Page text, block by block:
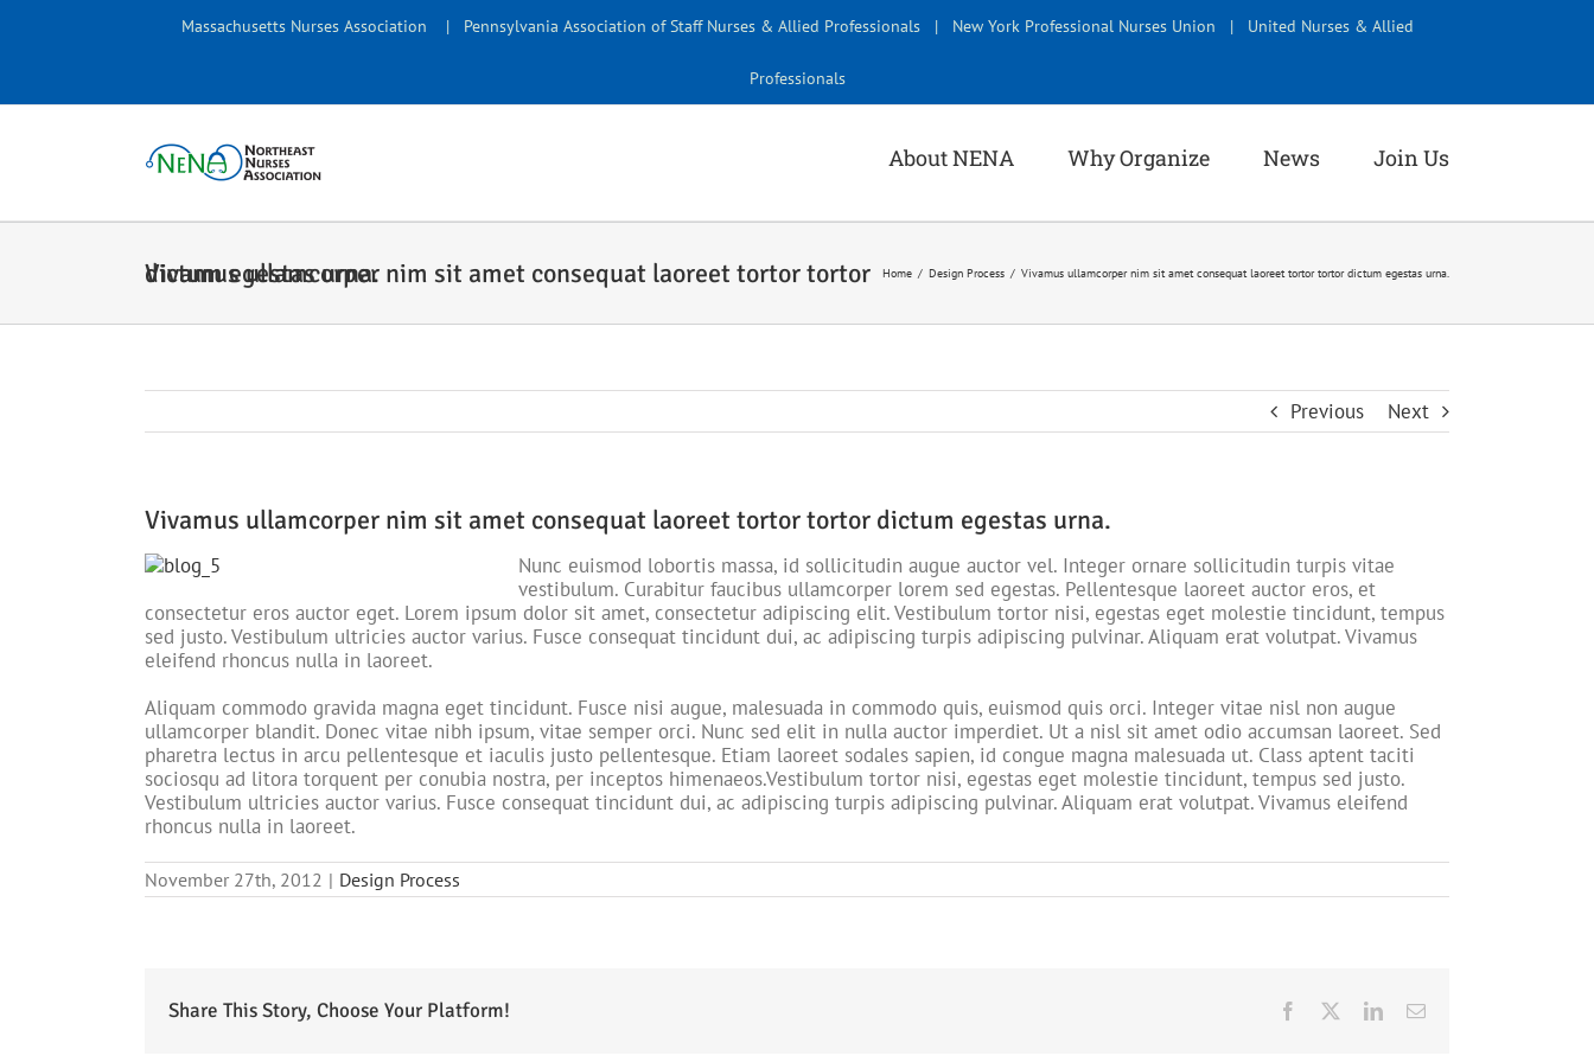
Massachusetts Nurses Association | Pennsylvania Association of Staff Nurses & Allied Professionals| New York Professional Nurses Union | United Nurses & Allied
Professionals
About NENA Why Organize News Join Us
Vivamus ullamcorper nim sit amet consequat laoreet tortor tortor dictum egestas urna. Home Design Process Vivamus ullamcorper nim sit amet consequat laoreet tortor tortor dictum egestas urna.
Previous Next
Vivamus ullamcorper nim sit amet consequat laoreet tortor tortor dictum egestas urna.
Nunc euismod lobortis massa, id sollicitudin augue auctor vel. Integer ornare sollicitudin turpis vitae
vestibulum. Curabitur faucibus ullamcorper lorem sed egestas. Pellentesque laoreet auctor eros, et
consectetur eros auctor eget. Lorem ipsum dolor sit amet, consectetur adipiscing elit. Vestibulum tortor nisi, egestas eget molestie tincidunt, tempus
sed justo. Vestibulum ultricies auctor varius. Fusce consequat tincidunt dui, ac adipiscing turpis adipiscing pulvinar. Aliquam erat volutpat. Vivamus
eleifend rhoncus nulla in laoreet.
Aliquam commodo gravida magna eget tincidunt. Fusce nisi augue, malesuada in commodo quis, euismod quis orci. Integer vitae nisl non augue
ullamcorper blandit. Donec vitae nibh ipsum, vitae semper orci. Nunc sed elit in nulla auctor imperdiet. Ut a nisl sit amet odio accumsan laoreet. Sed
pharetra lectus in arcu pellentesque et iaculis justo pellentesque. Etiam laoreet sodales sapien, id congue magna malesuada ut. Class aptent taciti
sociosqu ad litora torquent per conubia nostra, per inceptos himenaeos.Vestibulum tortor nisi, egestas eget molestie tincidunt, tempus sed justo.
Vestibulum ultricies auctor varius. Fusce consequat tincidunt dui, ac adipiscing turpis adipiscing pulvinar. Aliquam erat volutpat. Vivamus eleifend
rhoncus nulla in laoreet.
November 27th, 2012 | Design Process
Share This Story, Choose Your Platform! Facebook LinkedInEmail